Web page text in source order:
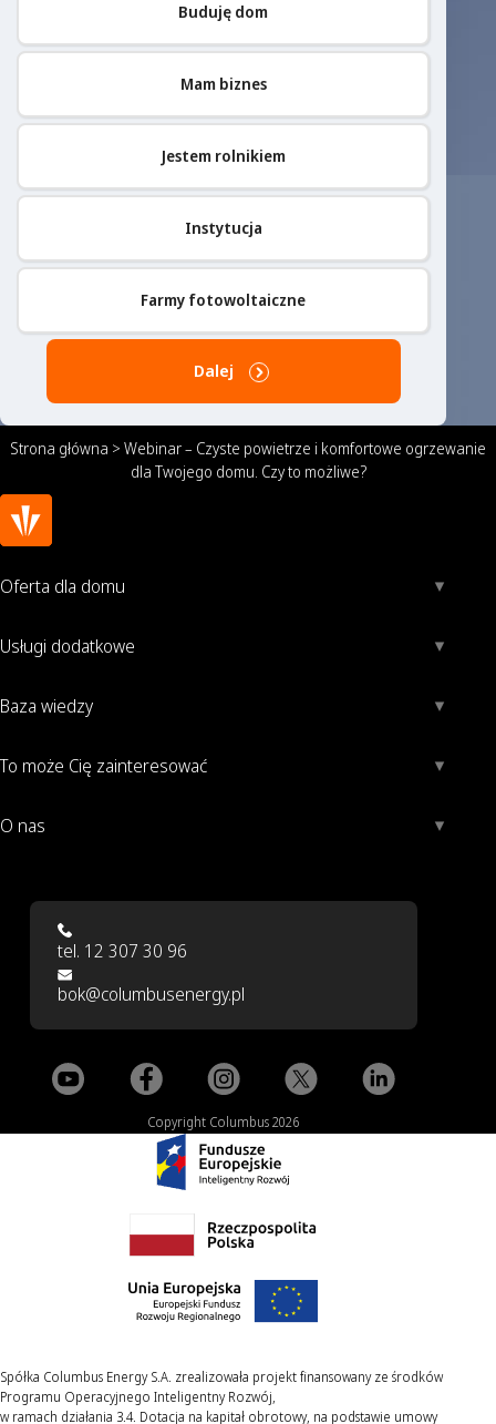
Buduję dom
Mam biznes
Jestem rolnikiem
Instytucja
Farmy fotowoltaiczne
Dalej
Strona główna > Webinar – Czyste powietrze i komfortowe ogrzewanie
dla Twojego domu. Czy to możliwe?
Oferta dla domu
Usługi dodatkowe
Baza wiedzy
To może Cię zainteresować
O nas
tel. 12 307 30 96
bok@columbusenergy.pl
Copyright Columbus 2026
Spółka Columbus Energy S.A. zrealizowała projekt finansowany ze środków
Programu Operacyjnego Inteligentny Rozwój,
w ramach działania 3.4. Dotacja na kapitał obrotowy, na podstawie umowy